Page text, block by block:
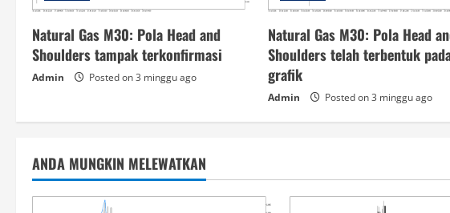
Natural Gas M30: Pola Head and
Shoulders tampak terkonfirmasi
Admin Posted on 3 minggu ago
Natural Gas M30: Pola Head
Shoulders telah terbentuk
grafik
Admin Posted on 3 minggu ago
ANDA MUNGKIN MELEWATKAN